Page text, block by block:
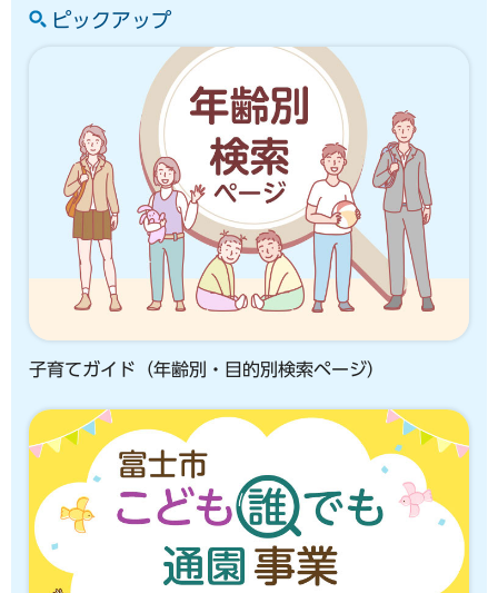
ピックアップ
子育てガイド（年齢別・目的別検索ページ）